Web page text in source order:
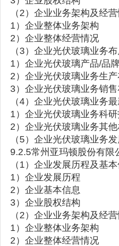
（2）企业业务架构及经
1）企业整体业务架构
2）企业整体经营情况
（3）企业光伏玻璃业务
1）企业光伏玻璃产品/品
2）企业光伏玻璃业务生
3）企业光伏玻璃业务销
（4）企业光伏玻璃业务
1）企业光伏玻璃业务科
2）企业光伏玻璃业务其
（5）企业光伏玻璃业务
9.2.5常州亚玛顿股份有限
（1）企业发展历程及基
1）企业发展历程
2）企业基本信息
3）企业股权结构
（2）企业业务架构及经
1）企业整体业务架构
2）企业整体经营情况